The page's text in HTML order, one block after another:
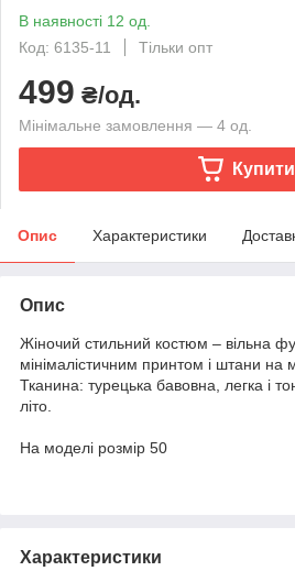
В наявності 12 од.
Код: 6135-11
Тільки опт
499 ₴/од.
Мінімальне замовлення — 4 од.
Купити
Опис Характеристики
Опис
Жіночий стильний костюм – вільна
мінімалістичним принтом і штани на
Тканина: турецька бавовна, легка і
літо.
На моделі розмір 50
Характеристики